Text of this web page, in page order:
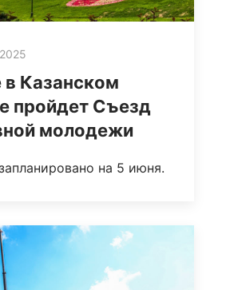
Казанском
пройдет Съезд
молодежи
на 5 июня.